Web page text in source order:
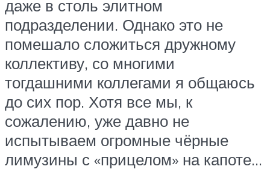
даже в столь элитном
подразделении. Однако это не
помешало сложиться дружному
коллективу, со многими
тогдашними коллегами я общаюсь
до сих пор. Хотя все мы, к
сожалению, уже давно не
испытываем огромные чёрные
лимузины с «прицелом» на капоте…